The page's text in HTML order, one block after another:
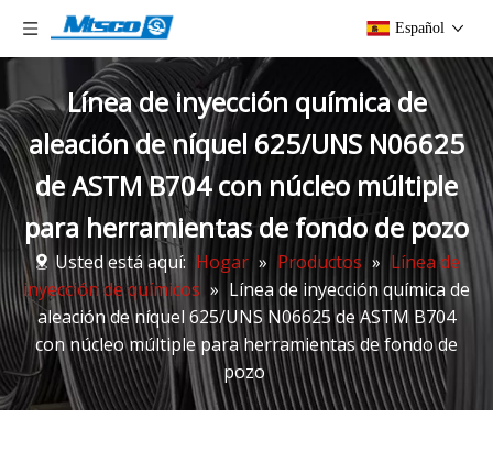
Español
Línea de inyección química de
aleación de níquel 625/UNS N06625
de ASTM B704 con núcleo múltiple
para herramientas de fondo de pozo
Usted está aquí: Hogar » Productos » Línea de
inyección de químicos » Línea de inyección química de
aleación de níquel 625/UNS N06625 de ASTM B704
con núcleo múltiple para herramientas de fondo de
pozo